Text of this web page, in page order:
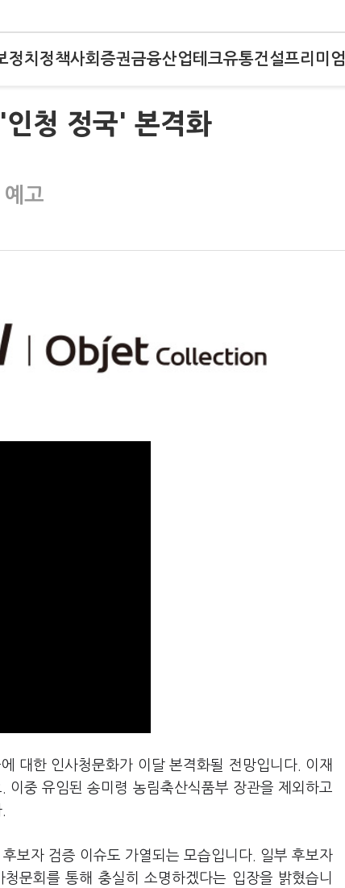
정치 정책사회 증권금융산업테크유통건설프리미엄
청 정국' 본격화
고
대한 인사청문화가 이달 본격화될 전망입니다. 이재
중 유임된 송미령 농림축산식품부 장관을 제외하고
보자 검증 이슈도 가열되는 모습입니다. 일부 후보자
문회를 통해 충실히 소명하겠다는 입장을 밝혔습니